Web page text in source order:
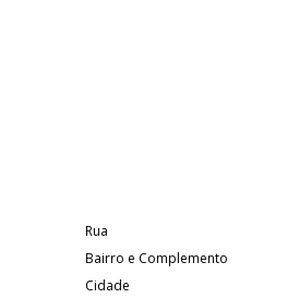
Rua
Bairro e Complemento
Cidade